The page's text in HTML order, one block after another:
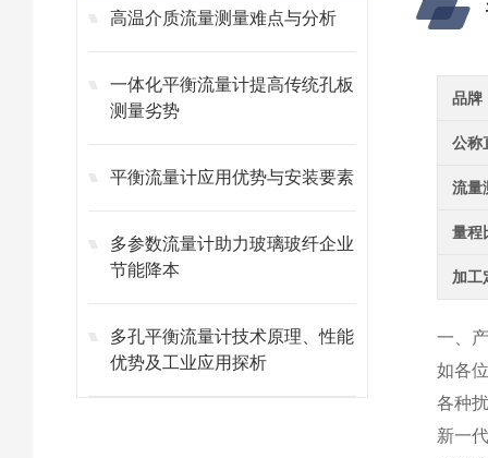
高温介质流量测量难点与分析
一体化平衡流量计提高传统孔板
测量劣势
平衡流量计应用优势与安装要素
多参数流量计助力玻璃玻纤企业
节能降本
多孔平衡流量计技术原理、性能
优势及工业应用探析
品牌
公称
流量
量程
加工
一、
如各
各种
新一